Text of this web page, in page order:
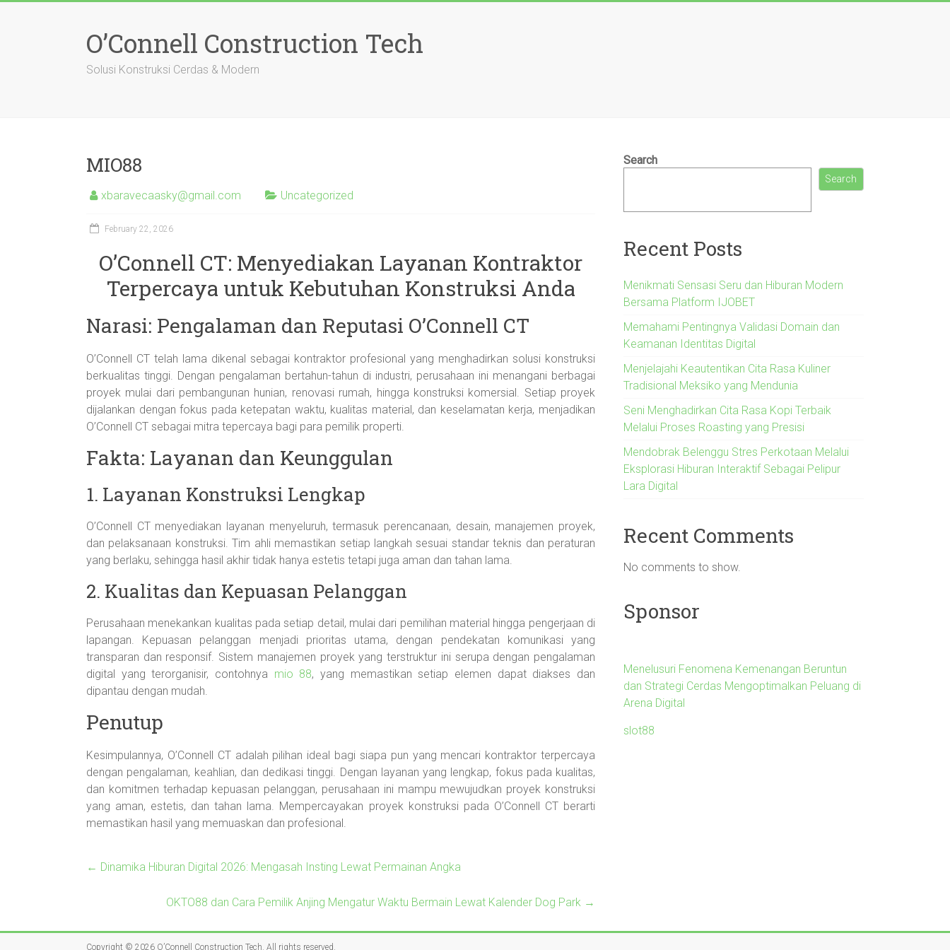
O’Connell Construction Tech
Solusi Konstruksi Cerdas & Modern
MIO88
xbaravecaasky@gmail.com Uncategorized
February 22, 2026
O’Connell CT: Menyediakan Layanan Kontraktor
Terpercaya untuk Kebutuhan Konstruksi Anda
Narasi: Pengalaman dan Reputasi O’Connell CT
O’Connell CT telah lama dikenal sebagai kontraktor profesional yang menghadirkan solusi konstruksi
berkualitas tinggi. Dengan pengalaman bertahun-tahun di industri, perusahaan ini menangani berbagai
proyek mulai dari pembangunan hunian, renovasi rumah, hingga konstruksi komersial. Setiap proyek
dijalankan dengan fokus pada ketepatan waktu, kualitas material, dan keselamatan kerja, menjadikan
O’Connell CT sebagai mitra tepercaya bagi para pemilik properti.
Fakta: Layanan dan Keunggulan
1. Layanan Konstruksi Lengkap
O’Connell CT menyediakan layanan menyeluruh, termasuk perencanaan, desain, manajemen proyek,
dan pelaksanaan konstruksi. Tim ahli memastikan setiap langkah sesuai standar teknis dan peraturan
yang berlaku, sehingga hasil akhir tidak hanya estetis tetapi juga aman dan tahan lama.
2. Kualitas dan Kepuasan Pelanggan
Perusahaan menekankan kualitas pada setiap detail, mulai dari pemilihan material hingga pengerjaan di
lapangan. Kepuasan pelanggan menjadi prioritas utama, dengan pendekatan komunikasi yang
transparan dan responsif. Sistem manajemen proyek yang terstruktur ini serupa dengan pengalaman
digital yang terorganisir, contohnya mio 88, yang memastikan setiap elemen dapat diakses dan
dipantau dengan mudah.
Penutup
Kesimpulannya, O’Connell CT adalah pilihan ideal bagi siapa pun yang mencari kontraktor terpercaya
dengan pengalaman, keahlian, dan dedikasi tinggi. Dengan layanan yang lengkap, fokus pada kualitas,
dan komitmen terhadap kepuasan pelanggan, perusahaan ini mampu mewujudkan proyek konstruksi
yang aman, estetis, dan tahan lama. Mempercayakan proyek konstruksi pada O’Connell CT berarti
memastikan hasil yang memuaskan dan profesional.
← Dinamika Hiburan Digital 2026: Mengasah Insting Lewat Permainan Angka
OKTO88 dan Cara Pemilik Anjing Mengatur Waktu Bermain Lewat Kalender Dog Park →
Search
Search
Recent Posts
Menikmati Sensasi Seru dan Hiburan Modern
Bersama Platform IJOBET
Memahami Pentingnya Validasi Domain dan
Keamanan Identitas Digital
Menjelajahi Keautentikan Cita Rasa Kuliner
Tradisional Meksiko yang Mendunia
Seni Menghadirkan Cita Rasa Kopi Terbaik
Melalui Proses Roasting yang Presisi
Mendobrak Belenggu Stres Perkotaan Melalui
Eksplorasi Hiburan Interaktif Sebagai Pelipur
Lara Digital
Recent Comments
No comments to show.
Sponsor
Menelusuri Fenomena Kemenangan Beruntun
dan Strategi Cerdas Mengoptimalkan Peluang di
Arena Digital
slot88
Copyright © 2026 O’Connell Construction Tech. All rights reserved.